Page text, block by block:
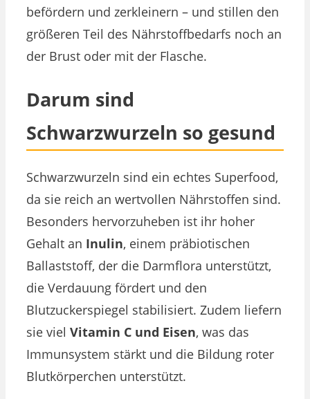
befördern und zerkleinern – und stillen den
größeren Teil des Nährstoffbedarfs noch an
der Brust oder mit der Flasche.
Darum sind
Schwarzwurzeln so gesund
Schwarzwurzeln sind ein echtes Superfood,
da sie reich an wertvollen Nährstoffen sind.
Besonders hervorzuheben ist ihr hoher
Gehalt an Inulin, einem präbiotischen
Ballaststoff, der die Darmflora unterstützt,
die Verdauung fördert und den
Blutzuckerspiegel stabilisiert. Zudem liefern
sie viel Vitamin C und Eisen, was das
Immunsystem stärkt und die Bildung roter
Blutkörperchen unterstützt.